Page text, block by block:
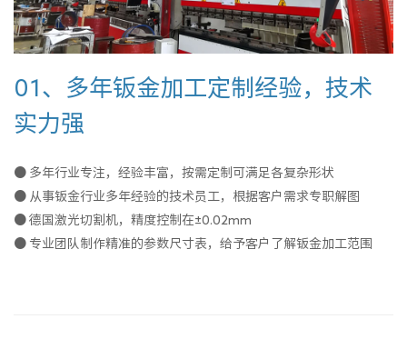
01、多年钣金加工定制经验，技术
实力强
● 多年行业专注，经验丰富，按需定制可满足各复杂形状
● 从事钣金行业多年经验的技术员工，根据客户需求专职解图
● 德国激光切割机，精度控制在±0.02mm
● 专业团队制作精准的参数尺寸表，给予客户了解钣金加工范围